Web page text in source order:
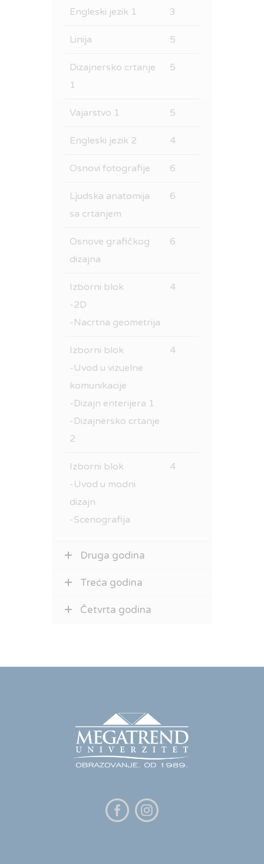
Engleski jezik 1 3
Linija 5
Dizajnersko crtanje
1
5
Vajarstvo 1 5
Engleski jezik 2 4
Osnovi fotografije 6
Ljudska anatomija
sa crtanjem
6
Osnove grafičkog
dizajna
6
Izborni blok
-2D
-Nacrtna geometrija
4
Izborni blok
-Uvod u vizuelne
komunikacije
-Dizajn enterijera 1
-Dizajnersko crtanje
2
4
Izborni blok
-Uvod u modni
dizajn
-Scenografija
4
Druga godina
Treća godina
Četvrta godina